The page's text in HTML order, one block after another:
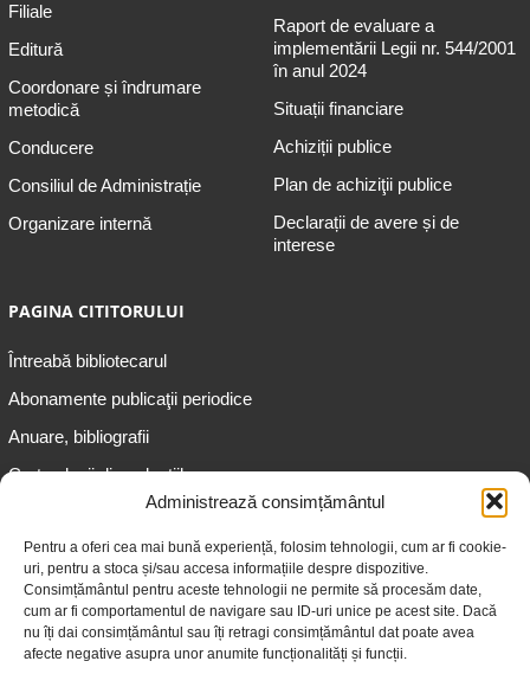
Administrează consimțământul
Pentru a oferi cea mai bună experiență, folosim tehnologii, cum ar fi cookie-
uri, pentru a stoca și/sau accesa informațiile despre dispozitive.
Consimțământul pentru aceste tehnologii ne permite să procesăm date,
cum ar fi comportamentul de navigare sau ID-uri unice pe acest site. Dacă
nu îți dai consimțământul sau îți retragi consimțământul dat poate avea
afecte negative asupra unor anumite funcționalități și funcții.
Filiale
Editură
Coordonare și îndrumare
metodică
Conducere
Consiliul de Administrație
Organizare internă
Raport de evaluare a
implementării Legii nr. 544/2001
în anul 2024
Situații financiare
Achiziții publice
Plan de achiziţii publice
Declarații de avere și de
interese
PAGINA CITITORULUI
Întreabă bibliotecarul
Abonamente publicaţii periodice
Anuare, bibliografii
Cartea lunii din colecțiile
Informații pentru adolescenți
Informații pentru adulți
Informații pentru seniori